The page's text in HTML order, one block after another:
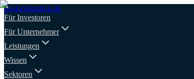
dealorigination.de
Für Investoren
Für Unternehmer
Leistungen
Wissen
Sektoren